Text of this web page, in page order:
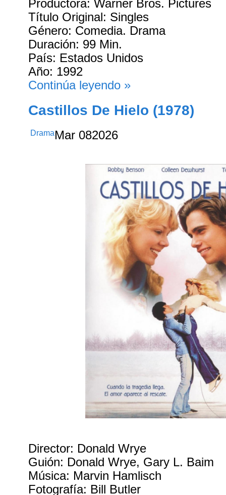
Productora: Warner Bros. Pictures
Título Original: Singles
Género: Comedia. Drama
Duración: 99 Min.
País: Estados Unidos
Año: 1992
Continúa leyendo »
Castillos De Hielo (1978)
DramaMar 082026
Director: Donald Wrye
Guión: Donald Wrye, Gary L. Baim
Música: Marvin Hamlisch
Fotografía: Bill Butler